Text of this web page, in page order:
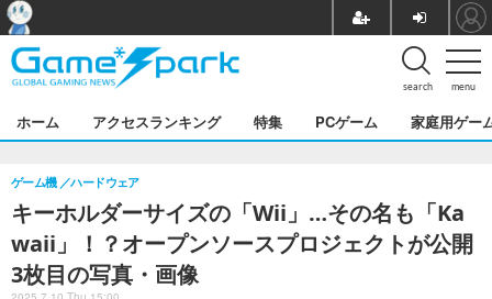
menu
search
ホーム アクセスランキング 特集 PCゲーム 家庭用ゲー
キーホルダーサイズの「Wii」…その名も「Ka
waii」！？オープンソースプロジェクトが公開
3枚目の写真・画像
ゲーム機 ハードウェア